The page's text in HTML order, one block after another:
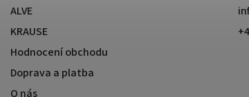
ALVE
KRAUSE
Hodnocení obchodu
Doprava a platba
O nás